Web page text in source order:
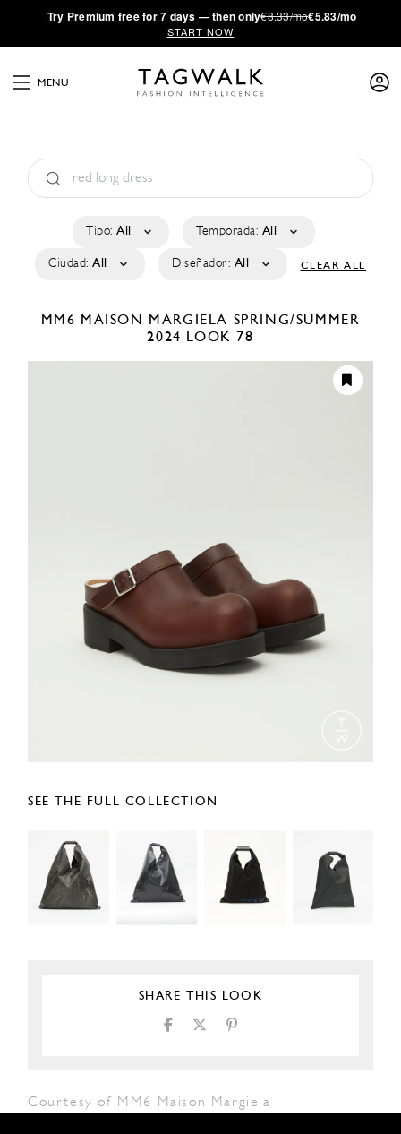
·Try Premium free for 7 days — then only€8.33/mo€5.83/mo
START NOW
MENU
Tipo: All Temporada: All
Ciudad: All Diseñador: All CLEAR ALL
MM6 MAISON MARGIELA SPRING/SUMMER
2024 LOOK 78
SEE THE FULL COLLECTION
SHARE THIS LOOK
Courtesy of MM6 Maison Margiela